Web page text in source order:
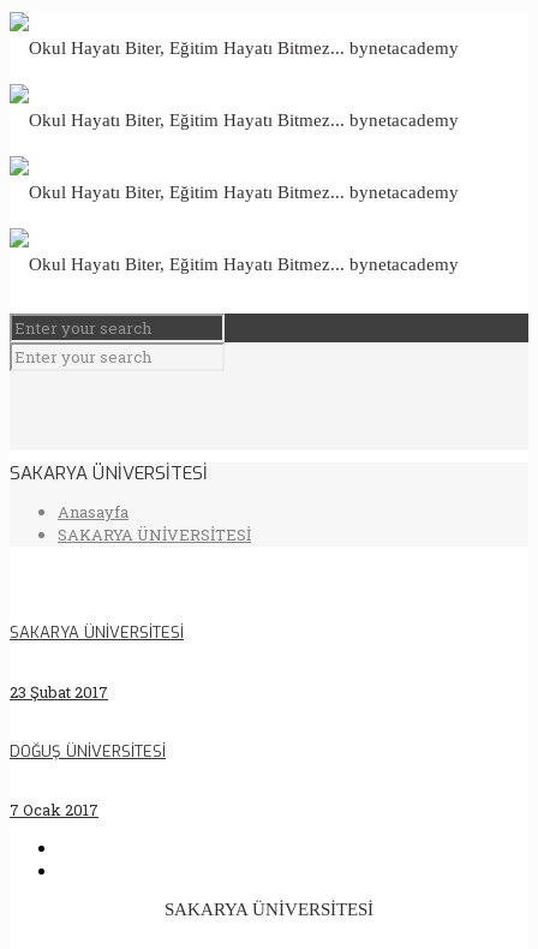
SAKARYA ÜNİVERSİTESİ
Anasayfa
SAKARYA ÜNİVERSİTESİ
SAKARYA ÜNİVERSİTESİ
23 Şubat 2017
DOĞUŞ ÜNİVERSİTESİ
7 Ocak 2017
SAKARYA ÜNİVERSİTESİ